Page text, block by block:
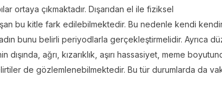
ortaya çıkmaktadır. Dışarıdan el ile fiziksel
bu kitle fark edilebilmektedir. Bu nedenle kendi
bunu belirli periyodlarla gerçekleştirmelidir. Ayrıca
ağrı, kızarıklık, aşırı hassasiyet, meme
de gözlemlenebilmektedir. Bu tür durumlarda da